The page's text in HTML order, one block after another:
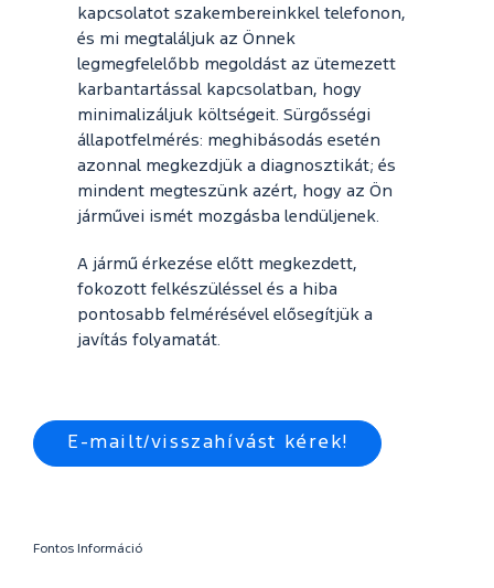
kapcsolatot szakembereinkkel telefonon,
és mi megtaláljuk az Önnek
legmegfelelőbb megoldást az ütemezett
karbantartással kapcsolatban, hogy
minimalizáljuk költségeit. Sürgősségi
állapotfelmérés: meghibásodás esetén
azonnal megkezdjük a diagnosztikát; és
mindent megteszünk azért, hogy az Ön
járművei ismét mozgásba lendüljenek.
A jármű érkezése előtt megkezdett,
fokozott felkészüléssel és a hiba
pontosabb felmérésével elősegítjük a
javítás folyamatát.
E-mailt/visszahívást kérek!
Fontos Információ